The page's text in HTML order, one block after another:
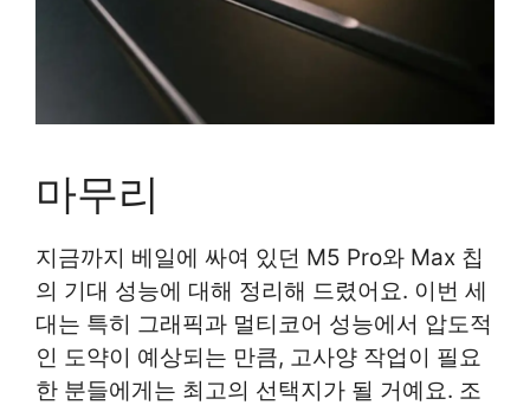
마무리
지금까지 베일에 싸여 있던 M5 Pro와 Max 칩
의 기대 성능에 대해 정리해 드렸어요. 이번 세
대는 특히 그래픽과 멀티코어 성능에서 압도적
인 도약이 예상되는 만큼, 고사양 작업이 필요
한 분들에게는 최고의 선택지가 될 거예요. 조